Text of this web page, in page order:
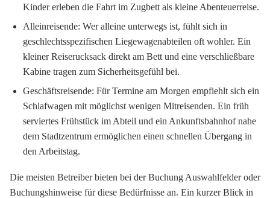
Kinder erleben die Fahrt im Zugbett als kleine Abenteuerreise.
Alleinreisende: Wer alleine unterwegs ist, fühlt sich in
geschlechtsspezifischen Liegewagenabteilen oft wohler. Ein
kleiner Reiserucksack direkt am Bett und eine verschließbare
Kabine tragen zum Sicherheitsgefühl bei.
Geschäftsreisende: Für Termine am Morgen empfiehlt sich ein
Schlafwagen mit möglichst wenigen Mitreisenden. Ein früh
serviertes Frühstück im Abteil und ein Ankunftsbahnhof nahe
dem Stadtzentrum ermöglichen einen schnellen Übergang in
den Arbeitstag.
Die meisten Betreiber bieten bei der Buchung Auswahlfelder oder
Buchungshinweise für diese Bedürfnisse an. Ein kurzer Blick in